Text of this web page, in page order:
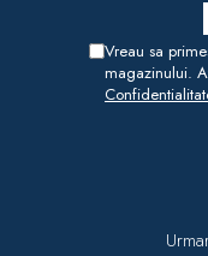
Vreau sa
magazinului.